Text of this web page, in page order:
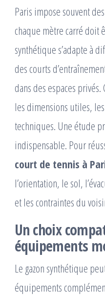
Paris impose souvent
chaque mètre carré doit
synthétique s’adapte à
des courts
dans des espaces
les dimensions utiles,
techniques. Une étude
indispensable. Pour
court de tennis à
l’orientation, le sol,
et les contraintes du
Un choix
équipements
Le gazon synthétique
équipements